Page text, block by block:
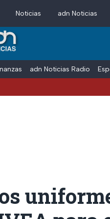
Noticias adn Noticias
adn Noticias Radio